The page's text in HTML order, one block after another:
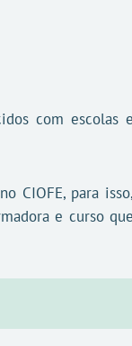
com escolas e
CIOFE, para isso,
e curso que